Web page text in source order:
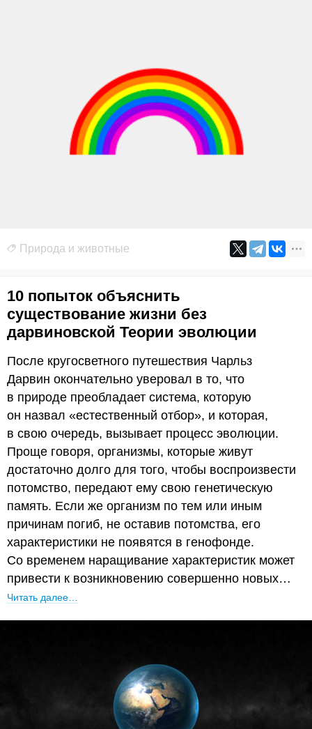
Природа и животные
10 попыток объяснить
существование жизни без
дарвиновской Теории эволюции
После кругосветного путешествия Чарльз
Дарвин окончательно уверовал в то, что
в природе преобладает система, которую
он назвал «естественный отбор», и которая,
в свою очередь, вызывает процесс эволюции.
Проще говоря, организмы, которые живут
достаточно долго для того, чтобы воспроизвести
потомство, передают ему свою генетическую
память. Если же организм по тем или иным
причинам погиб, не оставив потомства, его
характеристики не появятся в генофонде.
Со временем наращивание характеристик может
привести к возникновению совершенно новых…
Читать далее…